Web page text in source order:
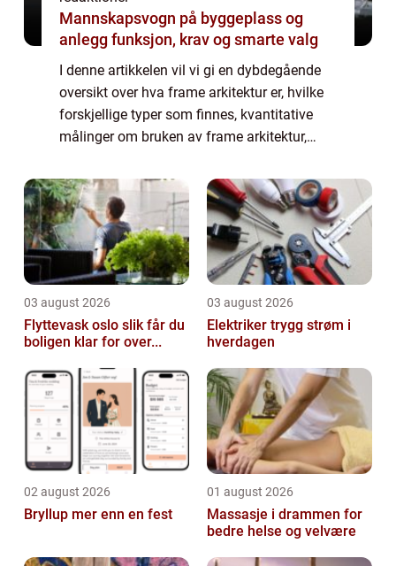
Mannskapsvogn på byggeplass og
anlegg funksjon, krav og smarte valg
I denne artikkelen vil vi gi en dybdegående
oversikt over hva frame arkitektur er, hvilke
forskjellige typer som finnes, kvantitative
målinger om bruken av frame arkitektur,
hverandre, samt en historisk gjennom...
03 august 2026
Flyttevask oslo slik får du
boligen klar for over...
03 august 2026
Elektriker trygg strøm i
hverdagen
02 august 2026
Bryllup mer enn en fest
01 august 2026
Massasje i drammen for
bedre helse og velvære